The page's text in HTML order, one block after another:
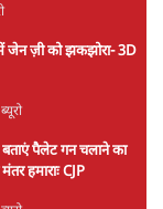
में जेन ज़ी को झकझोरा- 3D
पैलेट गन चलाने का
हमाराः CJP